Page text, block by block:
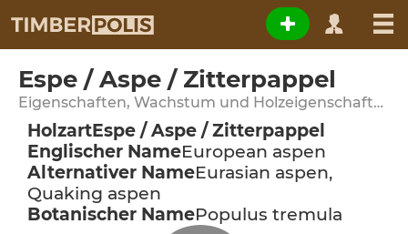
Espe / Aspe / Zitterpappel
Eigenschaften, Wachstum und Holzeigenschaften
HolzartEspe / Aspe / Zitterpappel
Englischer NameEuropean aspen
Alternativer NameEurasian aspen,
Quaking aspen
Botanischer NamePopulus tremula